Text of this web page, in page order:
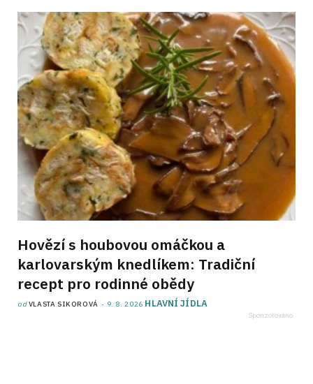
Hovězí s houbovou omáčkou a
karlovarským knedlíkem: Tradiční
recept pro rodinné obědy
odVLASTA SIKOROVÁ 9. 8. 2026 HLAVNÍ JÍDLA